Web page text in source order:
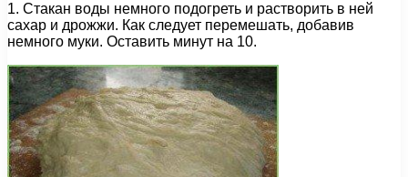
1. Стакан воды немного подогреть и растворить в ней
сахар и дрожжи. Как следует перемешать, добавив
немного муки. Оставить минут на 10.